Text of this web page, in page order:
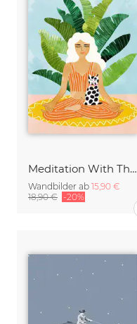
Meditation With Thy Cat
Wandbilder ab 15,90 €
18,90 € -20%